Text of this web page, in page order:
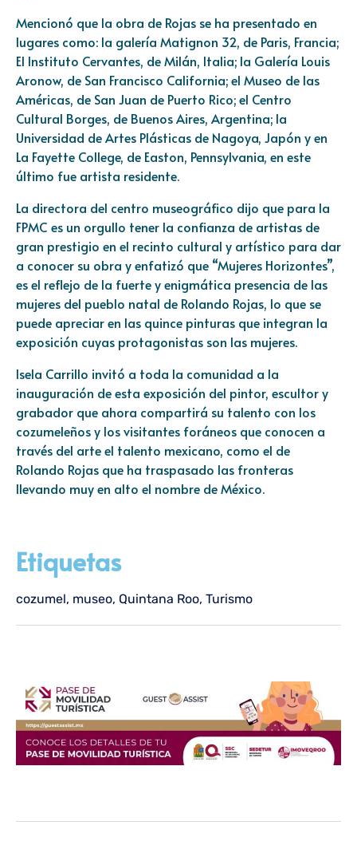
Mencionó que la obra de Rojas se ha presentado en
lugares como: la galería Matignon 32, de Paris, Francia;
El Instituto Cervantes, de Milán, Italia; la Galería Louis
Aronow, de San Francisco California; el Museo de las
Américas, de San Juan de Puerto Rico; el Centro
Cultural Borges, de Buenos Aires, Argentina; la
Universidad de Artes Plásticas de Nagoya, Japón y en
La Fayette College, de Easton, Pennsylvania, en este
último fue artista residente.
La directora del centro museográfico dijo que para la
FPMC es un orgullo tener la confianza de artistas de
gran prestigio en el recinto cultural y artístico para dar
a conocer su obra y enfatizó que “Mujeres Horizontes”,
es el reflejo de la fuerte y enigmática presencia de las
mujeres del pueblo natal de Rolando Rojas, lo que se
puede apreciar en las quince pinturas que integran la
exposición cuyas protagonistas son las mujeres.
Isela Carrillo invitó a toda la comunidad a la
inauguración de esta exposición del pintor, escultor y
grabador que ahora compartirá su talento con los
cozumeleños y los visitantes foráneos que conocen a
través del arte el talento mexicano, como el de
Rolando Rojas que ha traspasado las fronteras
llevando muy en alto el nombre de México.
Etiquetas
cozumel, museo, Quintana Roo, Turismo